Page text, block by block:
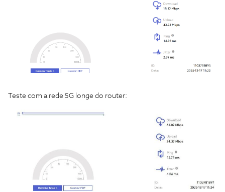
Teste com a rede 5G longe do router: